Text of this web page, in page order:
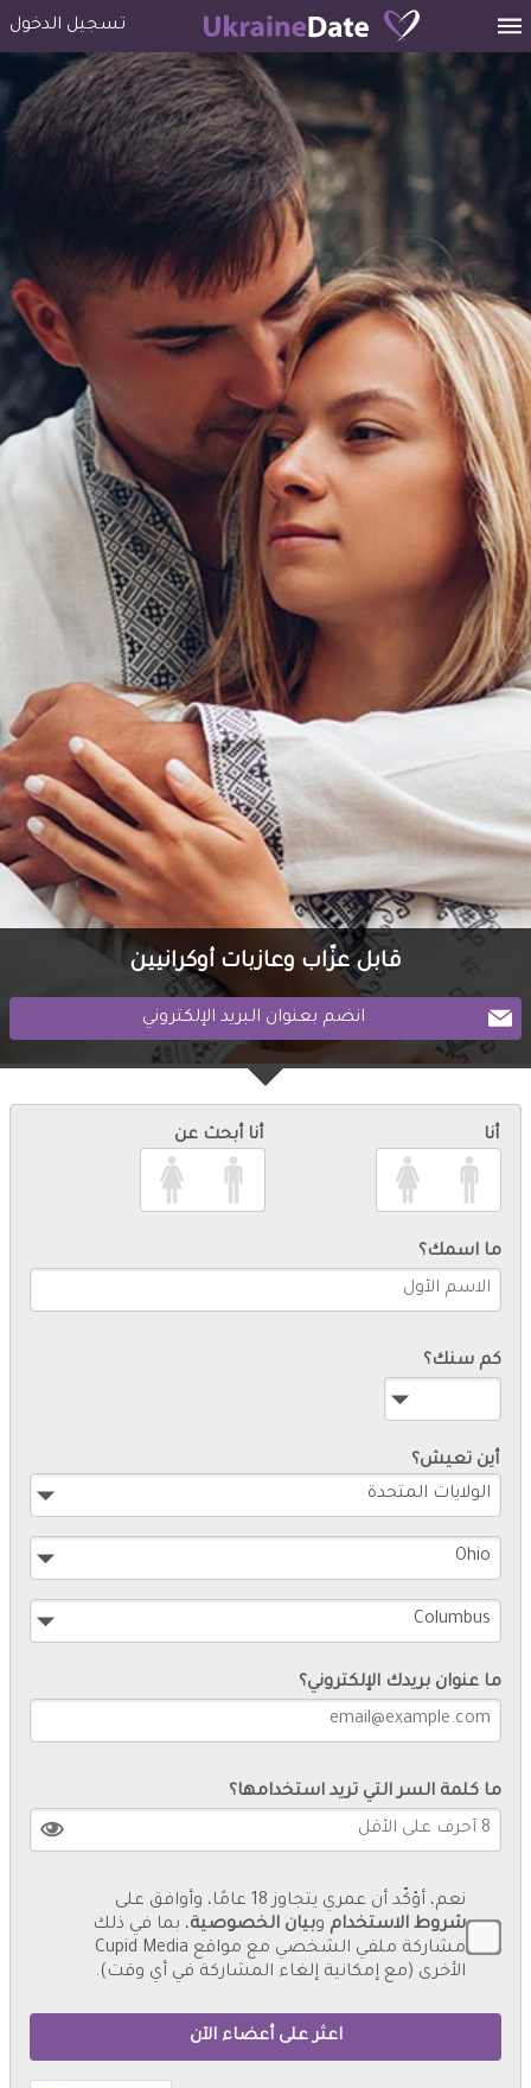
تسجيل الدخول
قابل عزّاب وعازبات أوكرانيين
انضم بعنوان البريد الإلكتروني
أنا أنا أبحث عن
ما اسمك؟
كم سنك؟
أين تعيش؟
ما عنوان بريدك الإلكتروني؟
ما كلمة السر التي تريد استخدامها؟
نعم، أؤكّد أن عمري يتجاوز 18 عامًا، وأوافق على
شروط الاستخدام وبيان الخصوصية، بما في ذلك
مشاركة ملفي الشخصي مع مواقع Cupid Media
الأخرى (مع إمكانية إلغاء المشاركة في أي وقت).